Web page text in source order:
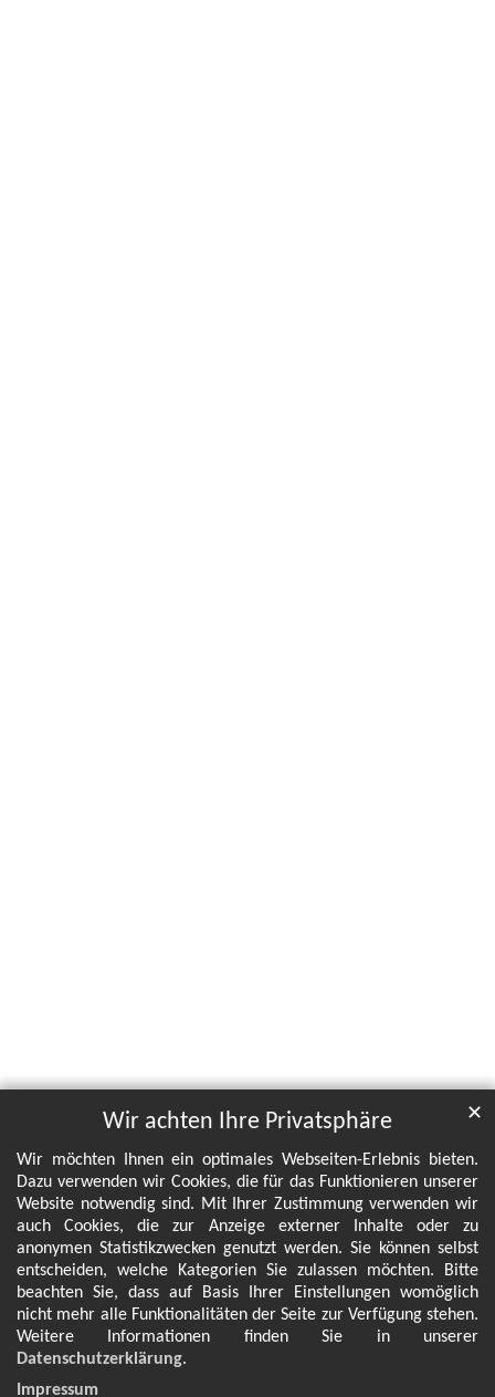
Wir achten Ihre Privatsphäre
Wir möchten Ihnen ein optimales Webseiten-Erlebnis bieten.
Dazu verwenden wir Cookies, die für das Funktionieren unserer
Website notwendig sind. Mit Ihrer Zustimmung verwenden wir
auch Cookies, die zur Anzeige externer Inhalte oder zu
anonymen Statistikzwecken genutzt werden. Sie können selbst
entscheiden, welche Kategorien Sie zulassen möchten. Bitte
beachten Sie, dass auf Basis Ihrer Einstellungen womöglich
nicht mehr alle Funktionalitäten der Seite zur Verfügung stehen.
Weitere Informationen finden Sie in unserer
Datenschutzerklärung.
✕
Impressum